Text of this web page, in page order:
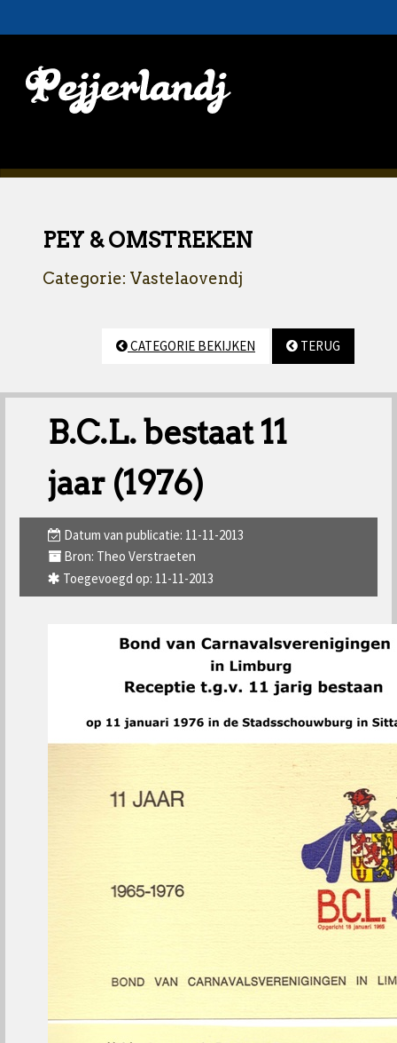
PEY & OMSTREKEN
Categorie: Vastelaovendj
CATEGORIE BEKIJKEN TERUG
B.C.L. bestaat 11
jaar (1976)
Datum van publicatie: 11-11-2013
Bron: Theo Verstraeten
Toegevoegd op: 11-11-2013